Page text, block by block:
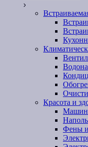
Красота и
Фены и